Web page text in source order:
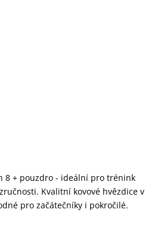
8 + pouzdro - ideální pro trénink
Kvalitní kovové hvězdice v
pro začátečníky i pokročilé.